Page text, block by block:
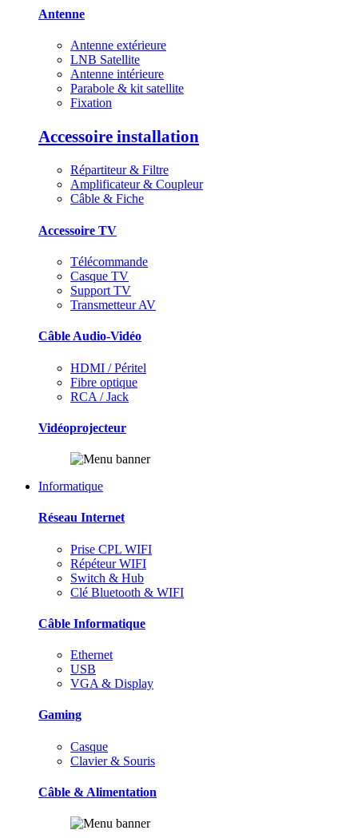
Antenne
Antenne extérieure
LNB Satellite
Antenne intérieure
Parabole & kit satellite
Fixation
Accessoire installation
Répartiteur & Filtre
Amplificateur & Coupleur
Câble & Fiche
Accessoire TV
Télécommande
Casque TV
Support TV
Transmetteur AV
Câble Audio-Vidéo
HDMI / Péritel
Fibre optique
RCA / Jack
Vidéoprojecteur
Informatique
Réseau Internet
Prise CPL WIFI
Répéteur WIFI
Switch & Hub
Clé Bluetooth & WIFI
Câble Informatique
Ethernet
USB
VGA & Display
Gaming
Casque
Clavier & Souris
Câble & Alimentation